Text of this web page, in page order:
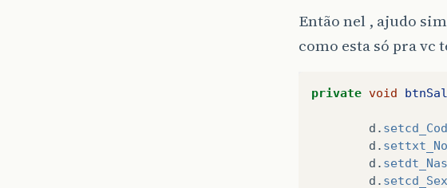
Então nel , ajudo
como esta só pra vc
private void
d .
d .
d .
d .